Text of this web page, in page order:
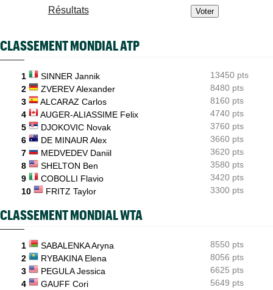
ATP - Cincinnati
ATP / WTA
08:00
ATP - Blessure
Les galères continuent pour Sebastian Korda, opéré du dos
07:53
ATP - Montréal
Joao Fonseca taquine Djokovic : "Il dit ça parce qu'il vieillit"
Résultats
CLASSEMENT MONDIAL ATP
1 SINNER Jannik
13450 pts
2
ZVEREV Alexander
8480 pts
3
ALCARAZ Carlos
8160 pts
4
AUGER-ALIASSIME Felix
4740 pts
5
DJOKOVIC Novak
3760 pts
6
DE MINAUR Alex
3660 pts
7
MEDVEDEV Daniil
3620 pts
8
SHELTON Ben
3580 pts
9
COBOLLI Flavio
3420 pts
10
FRITZ Taylor 3300 pts
CLASSEMENT MONDIAL WTA
1 SABALENKA Aryna
8550 pts
2
RYBAKINA Elena
8056 pts
3
PEGULA Jessica
6625 pts
4
GAUFF Cori
5649 pts